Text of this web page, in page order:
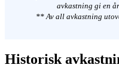
avkastning gi en
** Av all avkastning
Historisk